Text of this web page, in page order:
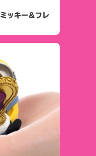
ッキー＆フレ